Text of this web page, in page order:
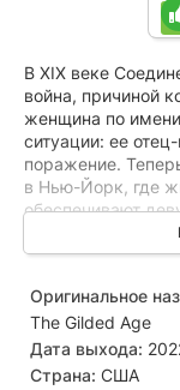
В XIX веке
война, причиной
женщина по
ситуации: ее
поражение.
в Нью-Йорк, где
обеспечивают
жизни, но строго
догмам. Мариан
интересами
место и обрести
Оригинальное
The Gilded Age
Дата выхода:
Страна: США